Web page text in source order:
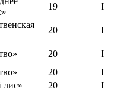
19 I
20 I
20
I
20
I
лис» 20
I